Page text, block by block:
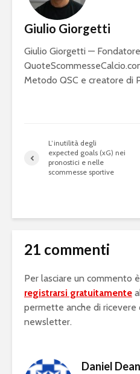
Giulio Giorgetti
Giulio Giorgetti —
Metodo QSC e creatore di
L’inutilità degli
expected goals (xG) nei
pronostici e nelle
scommesse sportive
21 commenti
Per lasciare un commento
registrarsi gratuitamente
permette anche di ricevere
newsletter.
Daniel